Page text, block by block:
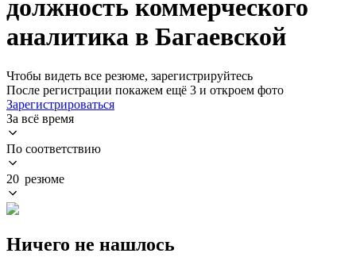
должность коммерческого
аналитика в Багаевской
Чтобы видеть все резюме, зарегистрируйтесь
После регистрации покажем ещё 3 и откроем фото
Зарегистрироваться
За всё время
По соответствию
20 резюме
Ничего не нашлось